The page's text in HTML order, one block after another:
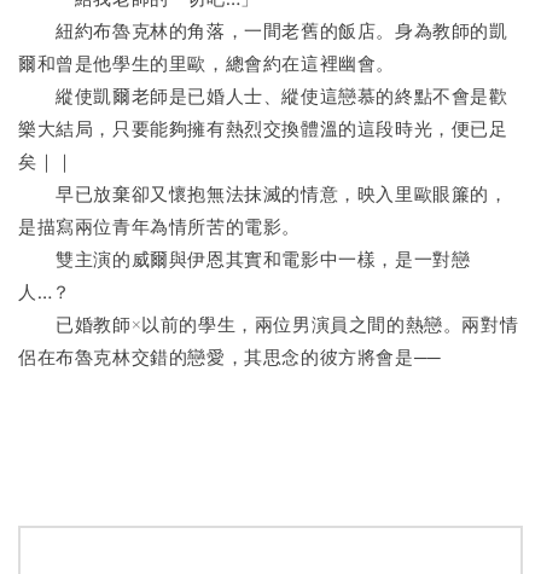
紐約布魯克林的角落，一間老舊的飯店。身為教師的凱
爾和曾是他學生的里歐，總會約在這裡幽會。
縱使凱爾老師是已婚人士、縱使這戀慕的終點不會是歡
樂大結局，只要能夠擁有熱烈交換體溫的這段時光，便已足
矣｜｜
早已放棄卻又懷抱無法抹滅的情意，映入里歐眼簾的，
是描寫兩位青年為情所苦的電影。
雙主演的威爾與伊恩其實和電影中一樣，是一對戀
人…？
已婚教師×以前的學生，兩位男演員之間的熱戀。兩對情
侶在布魯克林交錯的戀愛，其思念的彼方將會是──